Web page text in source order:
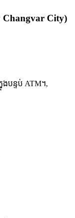
Changvar City)
ងបន្ទប់ ATM។,